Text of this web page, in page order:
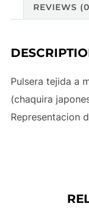
REVIEWS
Pulsera tejida a
(chaquira
Representacion